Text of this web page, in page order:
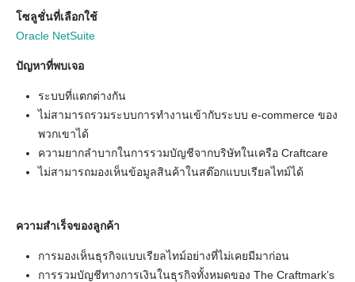
โซลูชั่นที่เลือกใช้
Oracle NetSuite
ปัญหาที่พบเจอ
ระบบที่แตกต่างกัน
ไม่สามารถรวมระบบการทำงานเข้ากับระบบ e-commerce ของ
พวกเขาได้
ความยากลำบากในการรวมบัญชีจากบริษัทในเครือ Craftcare
ไม่สามารถมองเห็นข้อมูลสินค้าในสต๊อกแบบเรียลไทม์ได้
ความสำเร็จของลูกค้า
การมองเห็นธุรกิจแบบเรียลไทม์อย่างที่ไม่เคยมีมาก่อน
การรวมบัญชีทางการเงินในธุรกิจทั้งหมดของ The Craftmark’s